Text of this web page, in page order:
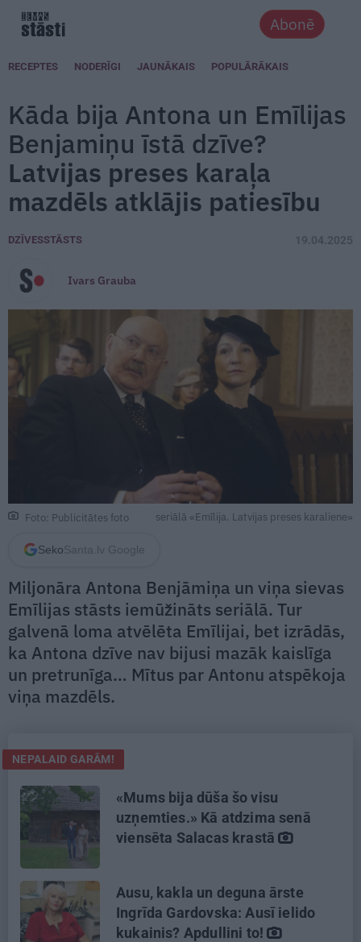
Abonē
RECEPTES NODERĪGI JAUNĀKAIS POPULĀRĀKAIS
Kāda bija Antona un Emīlijas
Benjamiņu īstā dzīve?
Latvijas preses karaļa
mazdēls atklājis patiesību
DZĪVESSTĀSTS 19.04.2025
Ivars Grauba
Foto: Publicitātes foto seriālā «Emīlija. Latvijas preses karaliene»
Seko Santa.lv Google
Miljonāra Antona Benjāmiņa un viņa sievas
Emīlijas stāsts iemūžināts seriālā. Tur
galvenā loma atvēlēta Emīlijai, bet izrādās,
ka Antona dzīve nav bijusi mazāk kaislīga
un pretrunīga… Mītus par Antonu atspēkoja
viņa mazdēls.
NEPALAID GARĀM!
«Mums bija dūša šo visu
uzņemties.» Kā atdzima senā
viensēta Salacas krastā
Ausu, kakla un deguna ārste
Ingrīda Gardovska: Ausī ielido
kukainis? Apdullini to!